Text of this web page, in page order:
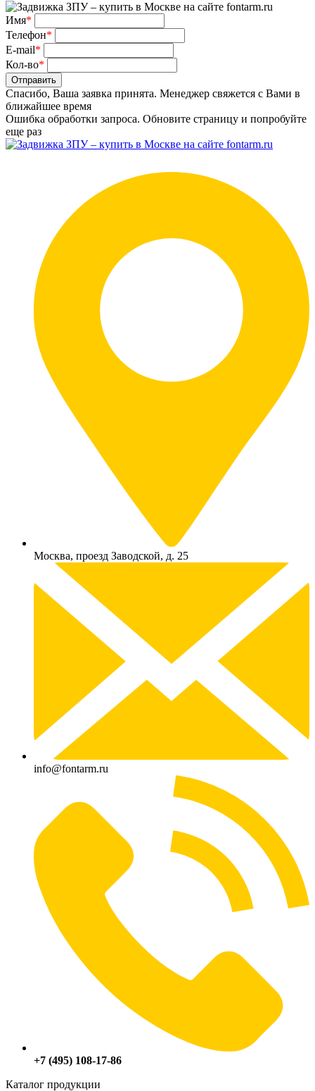
Имя*
Телефон*
E-mail*
Кол-во*
Отправить
Спасибо, Ваша заявка принята. Менеджер свяжется с Вами в
ближайшее время
Ошибка обработки запроса. Обновите страницу и попробуйте
еще раз
Москва, проезд Заводской, д. 25
info@fontarm.ru
+7 (495) 108-17-86
Каталог продукции